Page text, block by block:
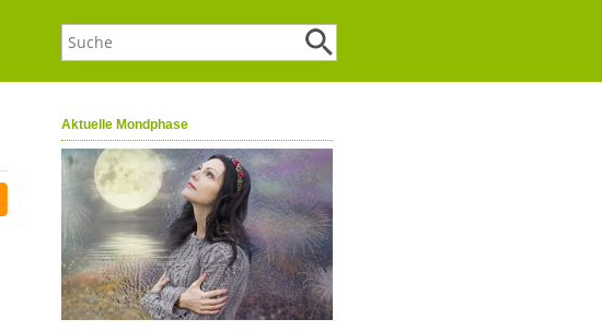
Aktuelle Mondphase